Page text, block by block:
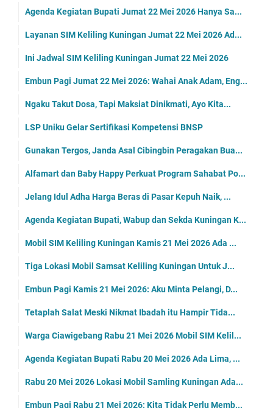
Agenda Kegiatan Bupati Jumat 22 Mei 2026 Hanya Sa...
Layanan SIM Keliling Kuningan Jumat 22 Mei 2026 Ad...
Ini Jadwal SIM Keliling Kuningan Jumat 22 Mei 2026
Embun Pagi Jumat 22 Mei 2026: Wahai Anak Adam, Eng...
Ngaku Takut Dosa, Tapi Maksiat Dinikmati, Ayo Kita...
LSP Uniku Gelar Sertifikasi Kompetensi BNSP
Gunakan Tergos, Janda Asal Cibingbin Peragakan Bua...
Alfamart dan Baby Happy Perkuat Program Sahabat Po...
Jelang Idul Adha Harga Beras di Pasar Kepuh Naik, ...
Agenda Kegiatan Bupati, Wabup dan Sekda Kuningan K...
Mobil SIM Keliling Kuningan Kamis 21 Mei 2026 Ada ...
Tiga Lokasi Mobil Samsat Keliling Kuningan Untuk J...
Embun Pagi Kamis 21 Mei 2026: Aku Minta Pelangi, D...
Tetaplah Salat Meski Nikmat Ibadah itu Hampir Tida...
Warga Ciawigebang Rabu 21 Mei 2026 Mobil SIM Kelil...
Agenda Kegiatan Bupati Rabu 20 Mei 2026 Ada Lima, ...
Rabu 20 Mei 2026 Lokasi Mobil Samling Kuningan Ada...
Embun Pagi Rabu 21 Mei 2026: Kita Tidak Perlu Memb...